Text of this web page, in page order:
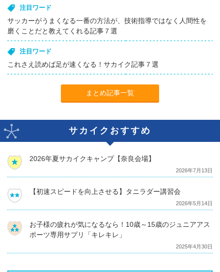
注目ワード
サッカーがうまくなる一番の方法が、技術指導ではなく人間性を
磨くことだと教えてくれる記事７選
注目ワード
これさえ読めば足が速くなる！サカイク記事７選
まとめ記事一覧
サカイクおすすめ
2026年夏サカイクキャンプ【奈良会場】
2026年7月13日
【初速スピードを向上させる】タニラダー講習会
2026年5月14日
お子様の疲れが気になるなら！10歳～15歳のジュニアアス
ポーツ専用サプリ「キレキレ」
2025年4月30日